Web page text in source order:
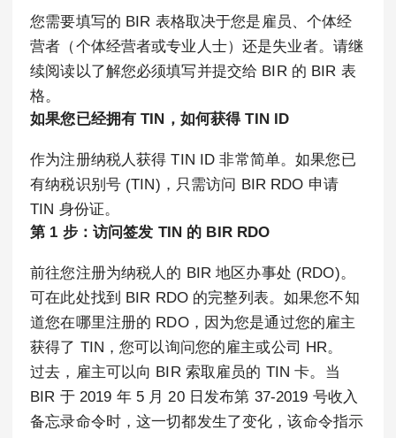
您需要填写的 BIR 表格取决于您是雇员、个体经
营者（个体经营者或专业人士）还是失业者。请继
续阅读以了解您必须填写并提交给 BIR 的 BIR 表
格。
如果您已经拥有 TIN，如何获得 TIN ID
作为注册纳税人获得 TIN ID 非常简单。如果您已
有纳税识别号 (TIN)，只需访问 BIR RDO 申请
TIN 身份证。
第 1 步：访问签发 TIN 的 BIR RDO
前往您注册为纳税人的 BIR 地区办事处 (RDO)。
可在此处找到 BIR RDO 的完整列表。如果您不知
道您在哪里注册的 RDO，因为您是通过您的雇主
获得了 TIN，您可以询问您的雇主或公司 HR。
过去，雇主可以向 BIR 索取雇员的 TIN 卡。当
BIR 于 2019 年 5 月 20 日发布第 37-2019 号收入
备忘录命令时，这一切都发生了变化，该命令指示